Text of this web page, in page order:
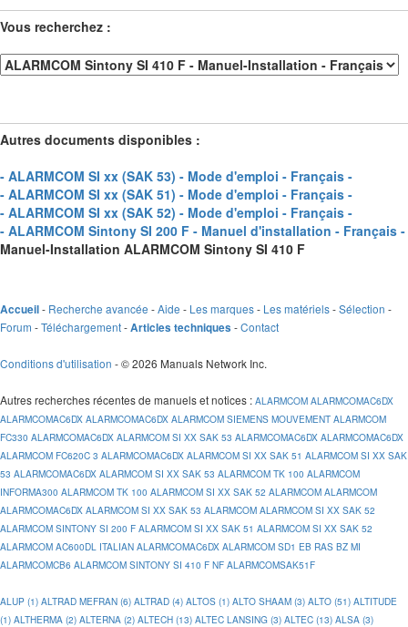
Vous recherchez :
Autres documents disponibles :
- ALARMCOM SI xx (SAK 53) - Mode d'emploi - Français -
- ALARMCOM SI xx (SAK 51) - Mode d'emploi - Français -
- ALARMCOM SI xx (SAK 52) - Mode d'emploi - Français -
- ALARMCOM Sintony SI 200 F - Manuel d'installation - Français -
Manuel-Installation ALARMCOM Sintony SI 410 F
Accueil- Recherche avancée -Aide - Les marques- Les matériels-Sélection -
Forum -Téléchargement-Articles techniques -Contact
Conditions d'utilisation - © 2026 Manuals Network Inc.
Autres recherches récentes de manuels et notices : ALARMCOM ALARMCOMAC6DX
ALARMCOMAC6DX ALARMCOMAC6DX ALARMCOM SIEMENS MOUVEMENT ALARMCOM
FC330 ALARMCOMAC6DX ALARMCOM SI XX SAK 53 ALARMCOMAC6DX ALARMCOMAC6DX
ALARMCOM FC620C 3 ALARMCOMAC6DX ALARMCOM SI XX SAK 51 ALARMCOM SI XX SAK
53 ALARMCOMAC6DX ALARMCOM SI XX SAK 53 ALARMCOM TK 100 ALARMCOM
INFORMA300 ALARMCOM TK 100 ALARMCOM SI XX SAK 52 ALARMCOM ALARMCOM
ALARMCOMAC6DX ALARMCOM SI XX SAK 53 ALARMCOM ALARMCOM SI XX SAK 52
ALARMCOM SINTONY SI 200 F ALARMCOM SI XX SAK 51 ALARMCOM SI XX SAK 52
ALARMCOM AC600DL ITALIAN ALARMCOMAC6DX ALARMCOM SD1 EB RAS BZ MI
ALARMCOMCB6 ALARMCOM SINTONY SI 410 F NF ALARMCOMSAK51F
ALUP (1) ALTRAD MEFRAN (6) ALTRAD (4) ALTOS (1) ALTO SHAAM (3) ALTO (51) ALTITUDE
(1) ALTHERMA (2) ALTERNA (2) ALTECH (13) ALTEC LANSING (3) ALTEC (13) ALSA (3)